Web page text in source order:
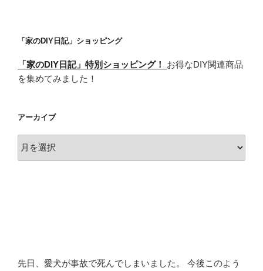
「家のDIY日記」ショッピング
「家のDIY日記」特別ショッピング！ お得なDIY関連商品
を集めてみました！
アーカイブ
ー
先日、愛犬が事故で死んでしまいました。 今後このよう